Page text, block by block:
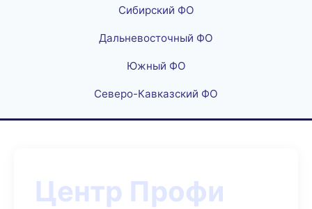
Сибирский ФО
Дальневосточный ФО
Южный ФО
Северо-Кавказский ФО
Центр Профи